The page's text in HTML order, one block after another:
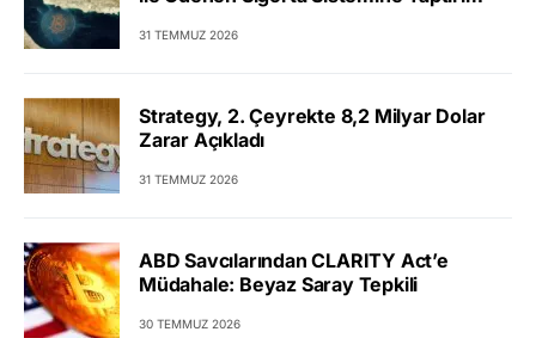
31 TEMMUZ 2026
Strategy, 2. Çeyrekte 8,2 Milyar Dolar
Zarar Açıkladı
31 TEMMUZ 2026
ABD Savcılarından CLARITY Act’e
Müdahale: Beyaz Saray Tepkili
30 TEMMUZ 2026